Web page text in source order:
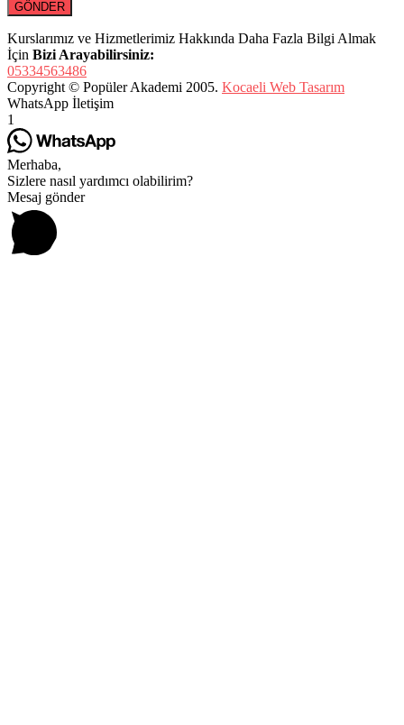
Kurslarımız ve Hizmetlerimiz Hakkında Daha Fazla Bilgi Almak
İçin Bizi Arayabilirsiniz:
05334563486
Copyright © Popüler Akademi 2005. Kocaeli Web Tasarım
WhatsApp İletişim
1
Merhaba,
Sizlere nasıl yardımcı olabilirim?
Mesaj gönder